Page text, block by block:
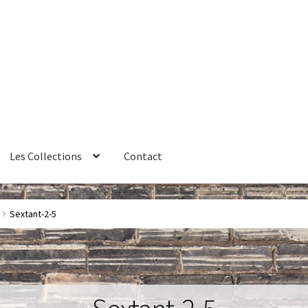
Les Collections Contact
de venteContactCouteauxCréations sur commande
HuîtreLa philosophieLampe à poserLes Collections
1 – Les Machines Fondatrices
Sextant-2-5